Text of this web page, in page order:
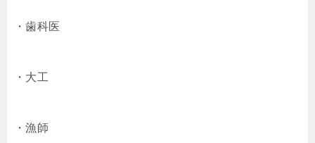
・歯科医
・大工
・漁師